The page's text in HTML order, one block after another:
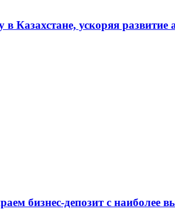
Казахстане, ускоряя
бизнес-депозит с наиболее